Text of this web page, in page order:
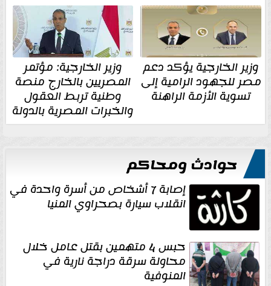
وزير الخارجية يؤكد دعم
مصر للجهود الرامية إلى
تسوية الأزمة الراهنة
وزير الخارجية: مؤتمر
المصريين بالخارج منصة
وطنية تربط العقول
والخبرات المصرية بالدولة
حوادث ومحاكم
إصابة 7 أشخاص من أسرة واحدة في
انقلاب سيارة بصحراوي المنيا
حبس 4 متهمين بقتل عامل خلال
محاولة سرقة دراجة نارية في
المنوفية